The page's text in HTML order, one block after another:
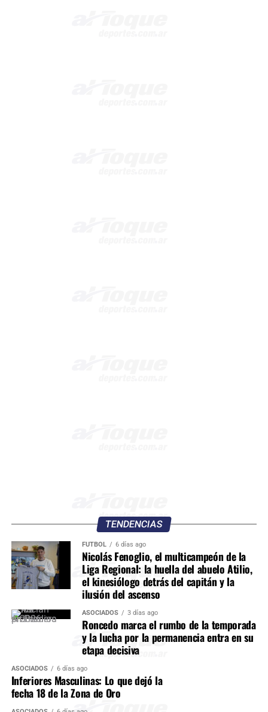
TENDENCIAS
FÚTBOL 6 días ago
Nicolás Fenoglio, el multicampeón de la
Liga Regional: la huella del abuelo Atilio,
el kinesiólogo detrás del capitán y la
ilusión del ascenso
ASOCIADOS 3 días ago
Roncedo marca el rumbo de la temporada
y la lucha por la permanencia entra en su
etapa decisiva
ASOCIADOS 6 días ago
Inferiores Masculinas: Lo que dejó la
fecha 18 de la Zona de Oro